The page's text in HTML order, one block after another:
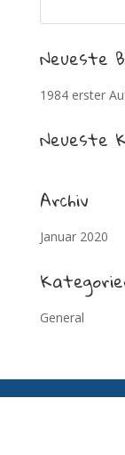
Neueste
1984 erster
Neueste
Archiv
Januar 2020
General